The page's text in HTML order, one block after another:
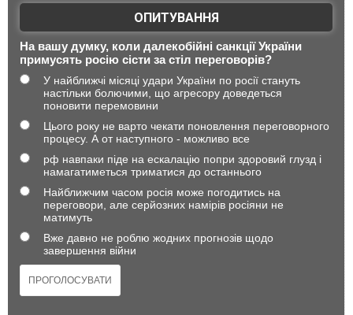
ОПИТУВАННЯ
На вашу думку, коли далекобійні санкції України
примусять росію сісти за стіл переговорів?
У найближчі місяці удари України по росії стануть
настільки болючими, що агресору доведеться
поновити перемовини
Цього року не варто чекати поновлення переговорного
процесу. А от наступного - можливо все
рф навпаки піде на ескалацію попри здоровий глузд і
намагатиметься триматися до останнього
Найближчим часом росія може погодитись на
переговори, але серйозних намірів росіяни не
матимуть
Вже давно не роблю жодних прогнозів щодо
завершення війни